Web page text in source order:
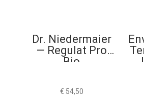
Dr. Niedermaier
— Regulat Pro
Bio
€ 54,50